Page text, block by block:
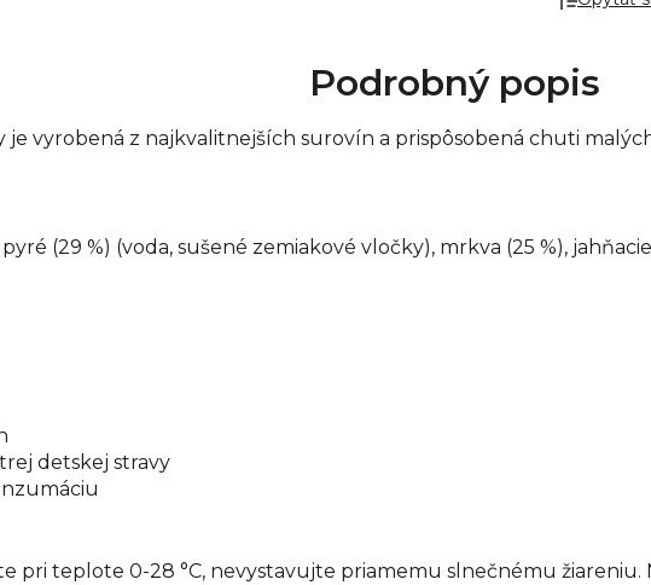
Jemná
Bez lepku
Podrobný popis
je vyrobená z najkvalitnejších surovín a prispôsobená chuti
(29 %) (voda, sušené zemiakové vločky), mrkva (25 %),
detskej stravy
pri teplote 0-28 °C, nevystavujte priamemu slnečnému